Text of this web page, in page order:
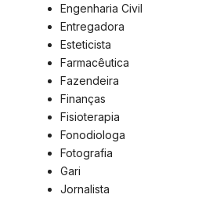
Engenharia Civil
Entregadora
Esteticista
Farmacêutica
Fazendeira
Finanças
Fisioterapia
Fonodiologa
Fotografia
Gari
Jornalista